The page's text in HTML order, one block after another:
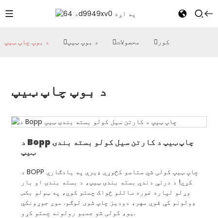
کور محصولات د بوپ ټیپ د بوپ چاپ ټیپ
د بوپ چاپ ټیپ
د Bopp چاپ ټیپ د کارتن سیل کولو بسته بندۍ
ټیپ
د BOPP چاپ ټیپ کولی شي ستاسو کڅوړې ډیرې په یادګاري
کړي! د درنې دندې بسته بندۍ ټیپ، د بسته بندۍ او بار
وړلو لپاره غوره ساتلو ځواک چمتو کوي، په ټولو بکس
ډولونو کې قوي مهر، دودیز چاپ شوی لوګو. موږ جوړونکي
یو، کولی شو جمبو رولونه چمتو کړو.